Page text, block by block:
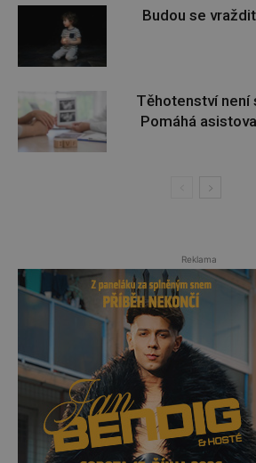
Budou se
Těhotenství není
Pomáhá
Reklama